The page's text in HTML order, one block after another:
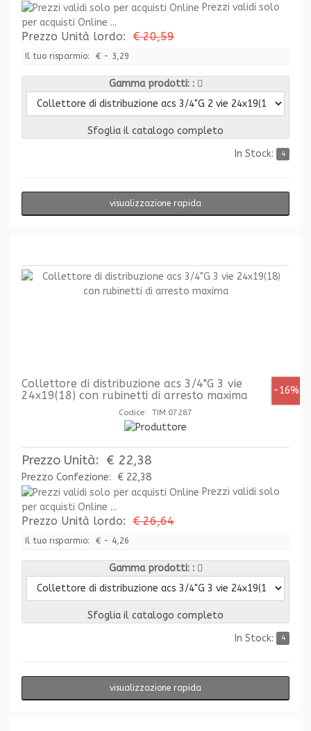
Prezzi validi solo
per acquisti Online ...
Prezzo Unità lordo: € 20,59
Il tuo risparmio: € - 3,29
Gamma prodotti:
Sfoglia il catalogo completo
In Stock:
4
visualizzazione rapida
-16%
Collettore di distribuzione acs 3/4"G 3 vie
24x19(18) con rubinetti di arresto maxima
Codice: TIM.07287
Prezzo Unità: € 22,38
Prezzo Confezione:
€ 22,38
Prezzi validi solo
per acquisti Online ...
Prezzo Unità lordo: € 26,64
Il tuo risparmio: € - 4,26
Gamma prodotti:
Sfoglia il catalogo completo
In Stock:
4
visualizzazione rapida